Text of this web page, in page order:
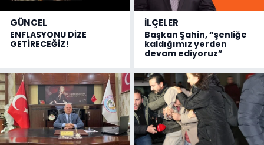
GÜNCEL
ENFLASYONU DİZE
GETİRECEĞİZ!
İLÇELER
Başkan Şahin, “şenliğe
kaldığımız yerden
devam ediyoruz”